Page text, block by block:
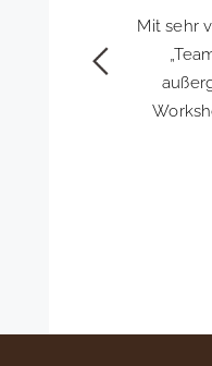
Mit sehr